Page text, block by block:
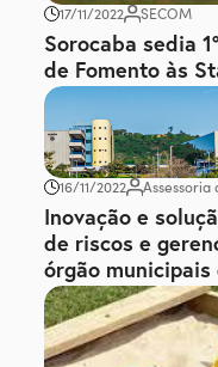
17/11/2022 SECOM
Sorocaba sedia
de Fomento às
16/11/2022 Assessoria
Inovação e
de riscos e
órgão